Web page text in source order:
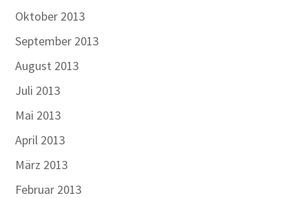
Oktober 2013
September 2013
August 2013
Juli 2013
Mai 2013
April 2013
März 2013
Februar 2013